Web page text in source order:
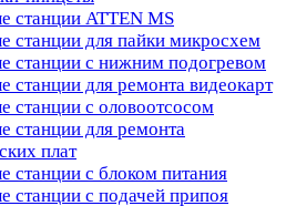
станции ATTEN MS
станции для пайки микросхем
станции с нижним подогревом
станции для ремонта видеокарт
станции с оловоотсосом
станции для ремонта
плат
станции с блоком питания
станции с подачей припоя